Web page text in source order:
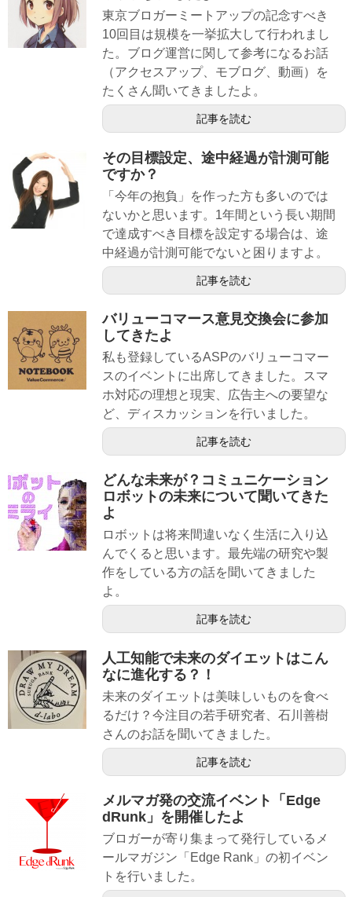
東京ブロガーミートアップの記念すべき
10回目は規模を一挙拡大して行われまし
た。ブログ運営に関して参考になるお話
（アクセスアップ、モブログ、動画）を
たくさん聞いてきましたよ。
記事を読む
その目標設定、途中経過が計測可能
ですか？
「今年の抱負」を作った方も多いのでは
ないかと思います。1年間という長い期間
で達成すべき目標を設定する場合は、途
中経過が計測可能でないと困りますよ。
記事を読む
バリューコマース意見交換会に参加
してきたよ
私も登録しているASPのバリューコマー
スのイベントに出席してきました。スマ
ホ対応の理想と現実、広告主への要望な
ど、ディスカッションを行いました。
記事を読む
どんな未来が？コミュニケーション
ロボットの未来について聞いてきた
よ
ロボットは将来間違いなく生活に入り込
んでくると思います。最先端の研究や製
作をしている方の話を聞いてきました
よ。
記事を読む
人工知能で未来のダイエットはこん
なに進化する？！
未来のダイエットは美味しいものを食べ
るだけ？今注目の若手研究者、石川善樹
さんのお話を聞いてきました。
記事を読む
メルマガ発の交流イベント「Edge
dRunk」を開催したよ
ブロガーが寄り集まって発行しているメ
ールマガジン「Edge Rank」の初イベン
トを行いました。